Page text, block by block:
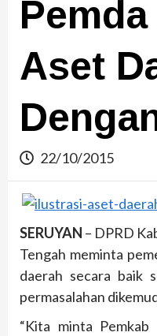
Aset
22/10/2015
SERUYAN – DPRD
Tengah meminta
daerah secara baik
permasalahan
“Kita minta